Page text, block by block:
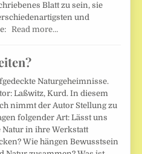
Blatt zu sein, sie
und
Read more…
Naturgeheimnisse.
Laßwitz, Kurd. In diesem
nimmt der Autor Stellung zu
folgender Art: Lässt uns
Natur in ihre Werkstatt
Wie hängen Bewusstsein